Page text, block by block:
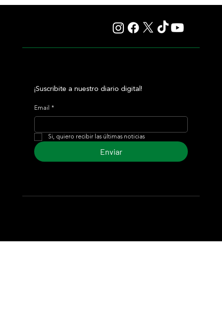
¡Suscribite a nuestro diario digital!
Email *
Si, quiero recibir las últimas noticias
Enviar